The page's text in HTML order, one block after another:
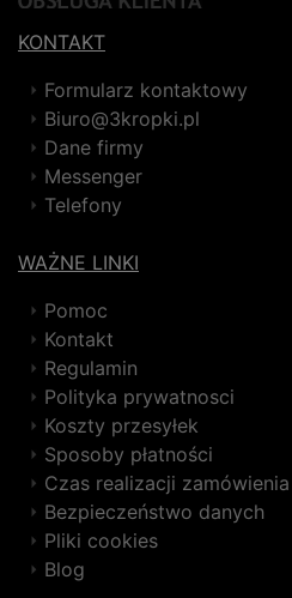
KONTAKT
Formularz kontaktowy
Biuro@3kropki.pl
Dane firmy
Messenger
Telefony
WAŻNE LINKI
Pomoc
Kontakt
Regulamin
Polityka prywatnosci
Koszty przesyłek
Sposoby płatności
Czas realizacji zamówienia
Bezpieczeństwo danych
Pliki cookies
Blog